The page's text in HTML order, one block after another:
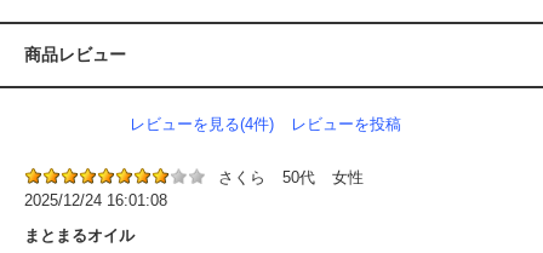
商品レビュー
レビューを見る(4件) レビューを投稿
さくら 50代
女性
2025/12/24 16:01:08
まとまるオイル